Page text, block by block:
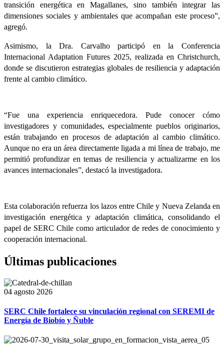
transición energética en Magallanes, sino también integrar las
dimensiones sociales y ambientales que acompañan este proceso”,
agregó.
Asimismo, la Dra. Carvalho participó en la Conferencia
Internacional Adaptation Futures 2025, realizada en Christchurch,
donde se discutieron estrategias globales de resiliencia y adaptación
frente al cambio climático.
“Fue una experiencia enriquecedora. Pude conocer cómo
investigadores y comunidades, especialmente pueblos originarios,
están trabajando en procesos de adaptación al cambio climático.
Aunque no era un área directamente ligada a mi línea de trabajo, me
permitió profundizar en temas de resiliencia y actualizarme en los
avances internacionales”, destacó la investigadora.
Esta colaboración refuerza los lazos entre Chile y Nueva Zelanda en
investigación energética y adaptación climática, consolidando el
papel de SERC Chile como articulador de redes de conocimiento y
cooperación internacional.
Últimas publicaciones
04 agosto 2026
SERC Chile fortalece su vinculación regional con SEREMI de
Energía de Biobío y Ñuble